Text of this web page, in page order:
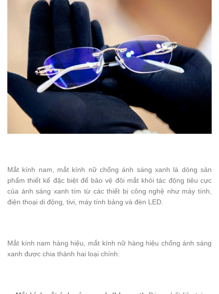
Mắt kính nam, mắt kính nữ chống ánh sáng xanh là dòng sản
phẩm thiết kế đặc biệt để bảo vệ đôi mắt khỏi tác động tiêu cực
của ánh sáng xanh tím từ các thiết bị công nghệ như máy tính,
điện thoại di động, tivi, máy tính bảng và đèn LED.
Mắt kính nam hàng hiệu, mắt kính nữ hàng hiệu chống ánh sáng
xanh được chia thành hai loại chính: